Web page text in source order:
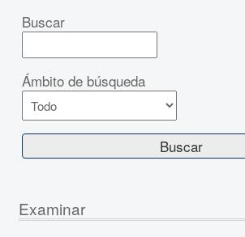
Buscar
Ámbito de búsqueda
Examinar